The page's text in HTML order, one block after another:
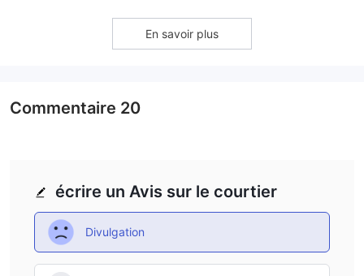
En savoir plus
écrire un Avis sur le courtier
Divulgation
Commentaire 20